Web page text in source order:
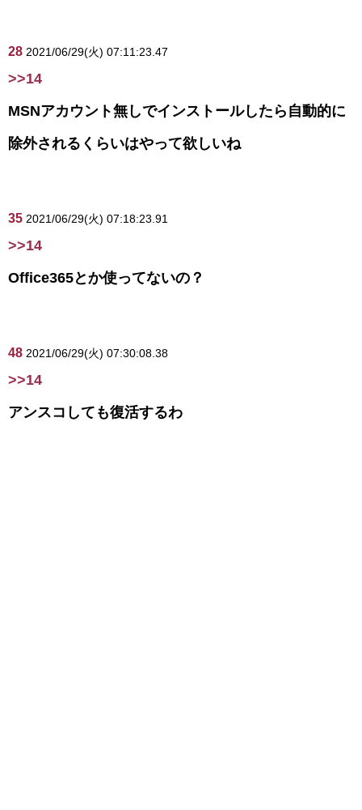
28 2021/06/29(火) 07:11:23.47
>>14
MSNアカウント無しでインストールしたら自動的に
除外されるくらいはやって欲しいね
35 2021/06/29(火) 07:18:23.91
>>14
Office365とか使ってないの？
48 2021/06/29(火) 07:30:08.38
>>14
アンスコしても復活するわ